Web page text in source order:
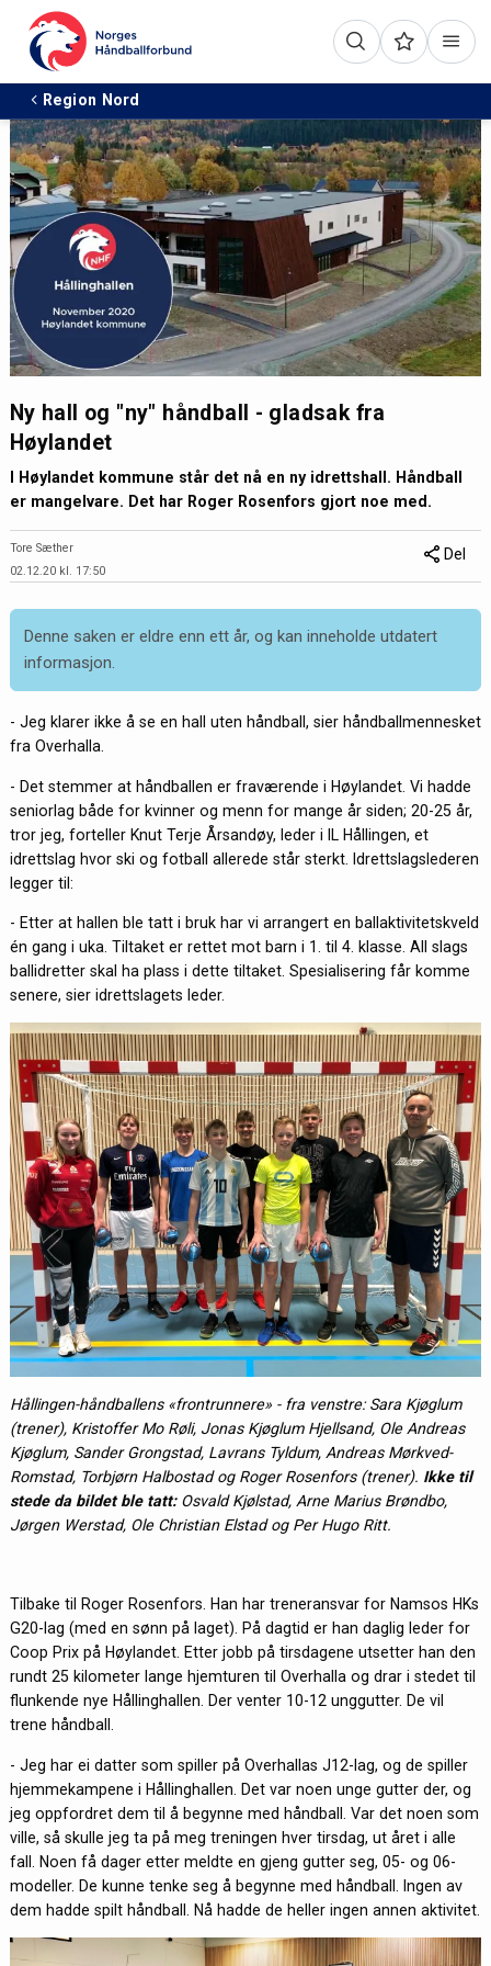
Region Nord
Ny hall og "ny" håndball - gladsak fra
Høylandet
I Høylandet kommune står det nå en ny idrettshall. Håndball
er mangelvare. Det har Roger Rosenfors gjort noe med.
Tore Sæther
02.12.20 kl. 17:50
Del
Denne saken er eldre enn ett år, og kan inneholde utdatert
informasjon.
- Jeg klarer ikke å se en hall uten håndball, sier håndballmennesket
fra Overhalla.
- Det stemmer at håndballen er fraværende i Høylandet. Vi hadde
seniorlag både for kvinner og menn for mange år siden; 20-25 år,
tror jeg, forteller Knut Terje Årsandøy, leder i IL Hållingen, et
idrettslag hvor ski og fotball allerede står sterkt. Idrettslagslederen
legger til:
- Etter at hallen ble tatt i bruk har vi arrangert en ballaktivitetskveld
én gang i uka. Tiltaket er rettet mot barn i 1. til 4. klasse. All slags
ballidretter skal ha plass i dette tiltaket. Spesialisering får komme
senere, sier idrettslagets leder.
Hållingen-håndballens «frontrunnere» - fra venstre: Sara Kjøglum
(trener), Kristoffer Mo Røli, Jonas Kjøglum Hjellsand, Ole Andreas
Kjøglum, Sander Grongstad, Lavrans Tyldum, Andreas Mørkved-
Romstad, Torbjørn Halbostad og Roger Rosenfors (trener). Ikke til
stede da bildet ble tatt: Osvald Kjølstad, Arne Marius Brøndbo,
Jørgen Werstad, Ole Christian Elstad og Per Hugo Ritt.
Tilbake til Roger Rosenfors. Han har treneransvar for Namsos HKs
G20-lag (med en sønn på laget). På dagtid er han daglig leder for
Coop Prix på Høylandet. Etter jobb på tirsdagene utsetter han den
rundt 25 kilometer lange hjemturen til Overhalla og drar i stedet til
flunkende nye Hållinghallen. Der venter 10-12 unggutter. De vil
trene håndball.
- Jeg har ei datter som spiller på Overhallas J12-lag, og de spiller
hjemmekampene i Hållinghallen. Det var noen unge gutter der, og
jeg oppfordret dem til å begynne med håndball. Var det noen som
ville, så skulle jeg ta på meg treningen hver tirsdag, ut året i alle
fall. Noen få dager etter meldte en gjeng gutter seg, 05- og 06-
modeller. De kunne tenke seg å begynne med håndball. Ingen av
dem hadde spilt håndball. Nå hadde de heller ingen annen aktivitet.